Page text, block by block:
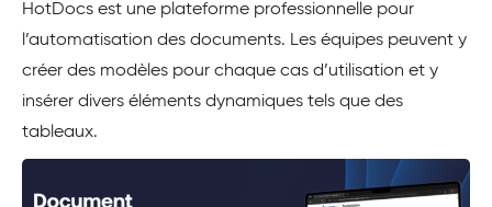
HotDocs est une plateforme professionnelle pour
l’automatisation des documents. Les équipes peuvent y
créer des modèles pour chaque cas d’utilisation et y
insérer divers éléments dynamiques tels que des
tableaux.